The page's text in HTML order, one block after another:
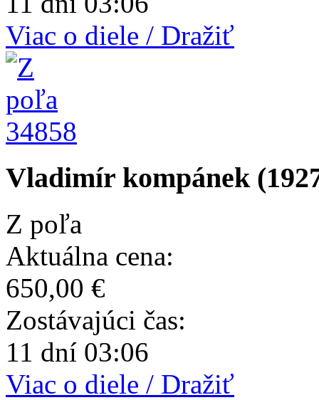
Viac o diele / Dražiť
34858
Vladimír kompánek
Z poľa
Aktuálna cena:
650,00 €
Zostávajúci čas:
11 dní 03:06
Viac o diele / Dražiť